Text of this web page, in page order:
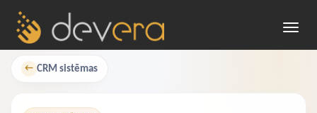
← CRM sistēmas